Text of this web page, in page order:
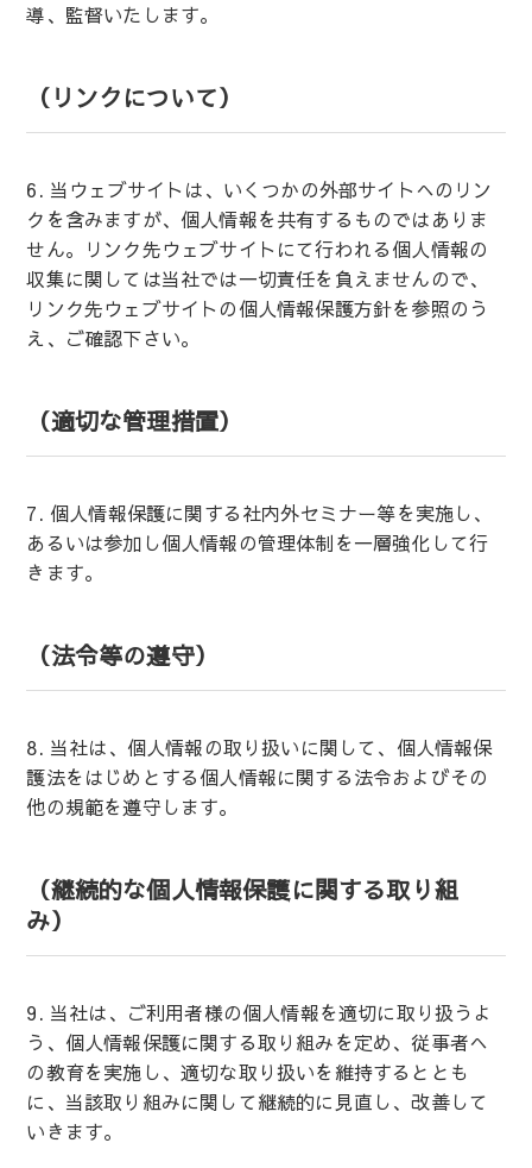
導、監督いたします。
（リンクについて）
6. 当ウェブサイトは、いくつかの外部サイトへのリン
クを含みますが、個人情報を共有するものではありま
せん。リンク先ウェブサイトにて行われる個人情報の
収集に関しては当社では一切責任を負えませんので、
リンク先ウェブサイトの個人情報保護方針を参照のう
え、ご確認下さい。
（適切な管理措置）
7. 個人情報保護に関する社内外セミナー等を実施し、
あるいは参加し個人情報の管理体制を一層強化して行
きます。
（法令等の遵守）
8. 当社は、個人情報の取り扱いに関して、個人情報保
護法をはじめとする個人情報に関する法令およびその
他の規範を遵守します。
（継続的な個人情報保護に関する取り組
み）
9. 当社は、ご利用者様の個人情報を適切に取り扱うよ
う、個人情報保護に関する取り組みを定め、従事者へ
の教育を実施し、適切な取り扱いを維持するととも
に、当該取り組みに関して継続的に見直し、改善して
いきます。